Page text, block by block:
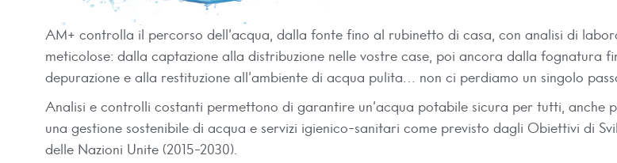
AM+ controlla il percorso dell’acqua, dalla fonte fino al rubinetto di casa, con analisi di
meticolose: dalla captazione alla distribuzione nelle vostre case, poi ancora dalla fognatura
depurazione e alla restituzione all’ambiente di acqua pulita… non ci perdiamo un singolo
Analisi e controlli costanti permettono di garantire un’acqua potabile sicura per tutti, anche
una gestione sostenibile di acqua e servizi igienico-sanitari come previsto dagli Obiettivi di
delle Nazioni Unite (2015-2030).